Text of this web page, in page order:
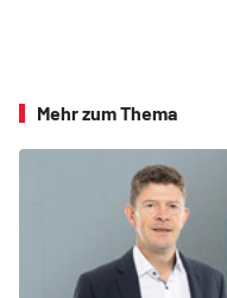
Mehr zum Thema